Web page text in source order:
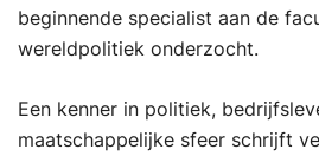
beginnende specialist aan de
wereldpolitiek onderzocht.
Een kenner in politiek,
maatschappelijke sfeer schrijft